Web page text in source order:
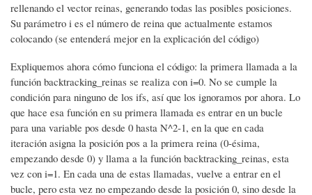
rellenando el vector reinas, generando todas las posibles posiciones.
Su parámetro i es el número de reina que actualmente estamos
colocando (se entenderá mejor en la explicación del código)
Expliquemos ahora cómo funciona el código: la primera llamada a la
función backtracking_reinas se realiza con i=0. No se cumple la
condición para ninguno de los ifs, así que los ignoramos por ahora. Lo
que hace esa función en su primera llamada es entrar en un bucle
para una variable pos desde 0 hasta N^2-1, en la que en cada
iteración asigna la posición pos a la primera reina (0-ésima,
empezando desde 0) y llama a la función backtracking_reinas, esta
vez con i=1. En cada una de estas llamadas, vuelve a entrar en el
bucle, pero esta vez no empezando desde la posición 0, sino desde la